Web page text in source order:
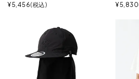
¥5,456 税込
¥5,830